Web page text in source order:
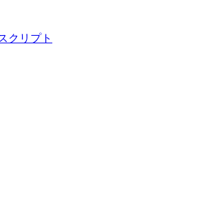
クリプト